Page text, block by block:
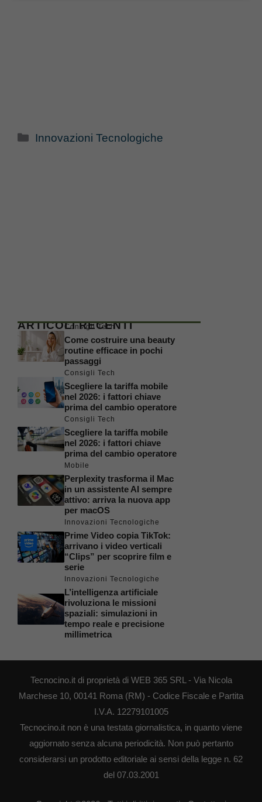
Categorie
Innovazioni Tecnologiche
ARTICOLI RECENTI
Consigli Tech
Come costruire una beauty
routine efficace in pochi
passaggi
Consigli Tech
Scegliere la tariffa mobile
nel 2026: i fattori chiave
prima del cambio operatore
Consigli Tech
Scegliere la tariffa mobile
nel 2026: i fattori chiave
prima del cambio operatore
Mobile
Perplexity trasforma il Mac
in un assistente AI sempre
attivo: arriva la nuova app
per macOS
Innovazioni Tecnologiche
Prime Video copia TikTok:
arrivano i video verticali
“Clips” per scoprire film e
serie
Innovazioni Tecnologiche
L’intelligenza artificiale
rivoluziona le missioni
spaziali: simulazioni in
tempo reale e precisione
millimetrica
Tecnocino.it di proprietà di WEB 365 SRL - Via Nicola
Marchese 10, 00141 Roma (RM) - Codice Fiscale e Partita
I.V.A. 12279101005
Tecnocino.it non è una testata giornalistica, in quanto viene
aggiornato senza alcuna periodicità. Non può pertanto
considerarsi un prodotto editoriale ai sensi della legge n. 62
del 07.03.2001